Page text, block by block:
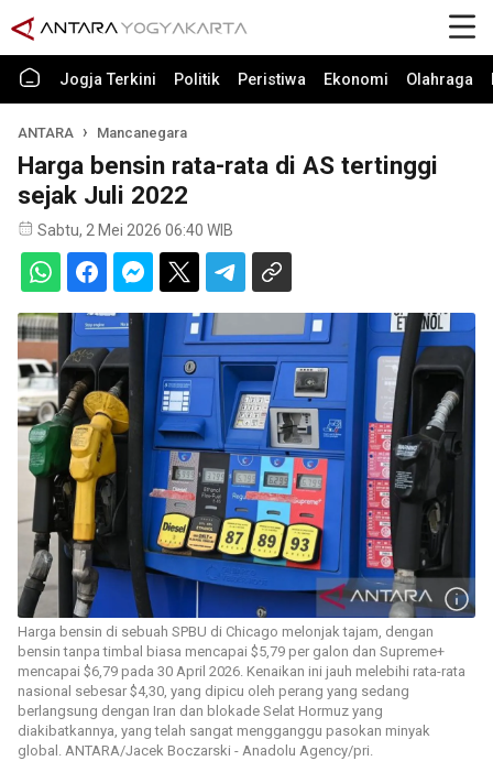
Jogja Terkini Politik Peristiwa Ekonomi Olahraga
ANTARA Mancanegara
Harga bensin rata-rata di AS tertinggi
sejak Juli 2022
Sabtu, 2 Mei 2026 06:40 WIB
Harga bensin di sebuah SPBU di Chicago melonjak tajam, dengan
bensin tanpa timbal biasa mencapai $5,79 per galon dan Supreme+
mencapai $6,79 pada 30 April 2026. Kenaikan ini jauh melebihi rata-rata
nasional sebesar $4,30, yang dipicu oleh perang yang sedang
berlangsung dengan Iran dan blokade Selat Hormuz yang
diakibatkannya, yang telah sangat mengganggu pasokan minyak
global. ANTARA/Jacek Boczarski - Anadolu Agency/pri.